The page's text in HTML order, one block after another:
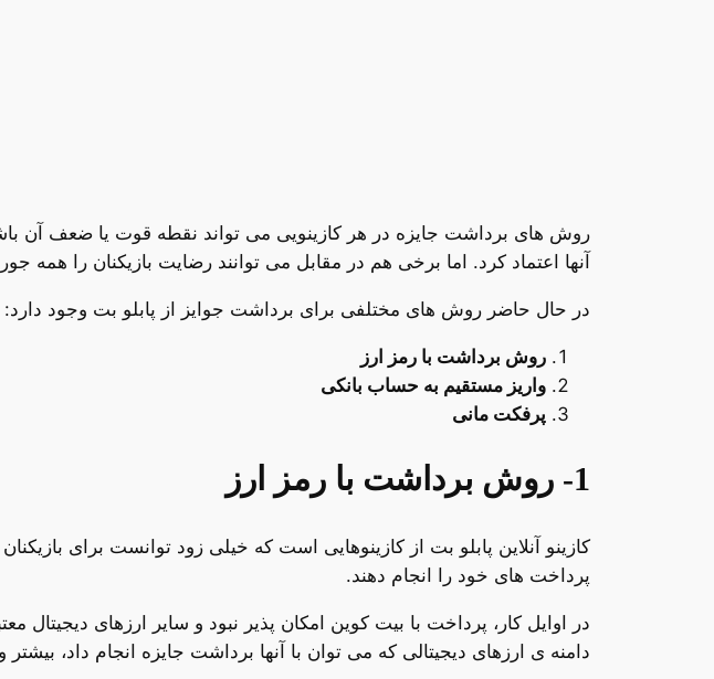
روش های برداشت جایزه در هر کازینویی می تواند نقطه قوت یا ضعف آن
آنها اعتماد کرد. اما برخی هم در مقابل می توانند رضایت بازیکنان را همه
در حال حاضر روش های مختلفی برای برداشت جوایز از پابلو بت وجود دارد:
روش برداشت با رمز ارز
واریز مستقیم به حساب بانکی
پرفکت مانی
1- روش برداشت با رمز ارز
کازینو آنلاین پابلو بت از کازینوهایی است که خیلی زود توانست برای
پرداخت های خود را انجام دهند.
در اوایل کار، پرداخت با بیت کوین امکان پذیر نبود و سایر ارزهای دیجیتال
دامنه ی ارزهای دیجیتالی که می توان با آنها برداشت جایزه انجام داد،